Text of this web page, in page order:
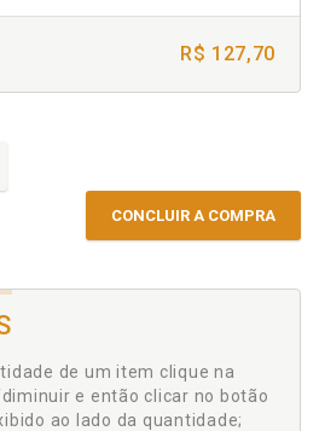
R$ 127,70
CONCLUIR A COMPRA
de um item clique na
e então clicar no botão
ao lado da quantidade;